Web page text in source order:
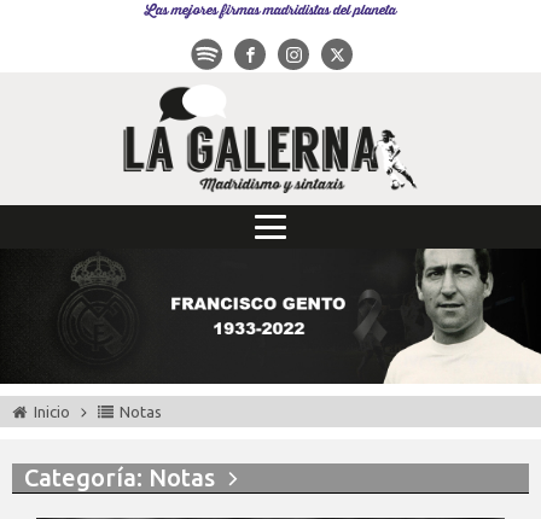
Las mejores firmas madridistas del planeta
Inicio Notas
Categoría: Notas